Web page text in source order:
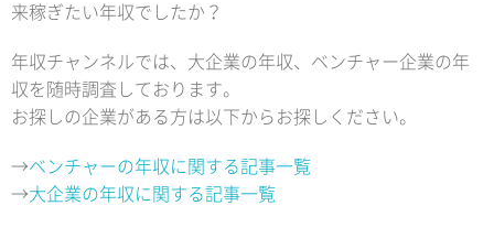
来稼ぎたい年収でしたか？
年収チャンネルでは、大企業の年収、ベンチャー企業の年
収を随時調査しております。
お探しの企業がある方は以下からお探しください。
→ベンチャーの年収に関する記事一覧
→大企業の年収に関する記事一覧